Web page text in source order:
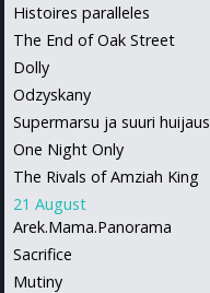
Histoires paralleles
The End of Oak Street
Dolly
Odzyskany
Supermarsu ja suuri huijaus
One Night Only
The Rivals of Amziah King
21 August
Arek.Mama.Panorama
Sacrifice
Mutiny